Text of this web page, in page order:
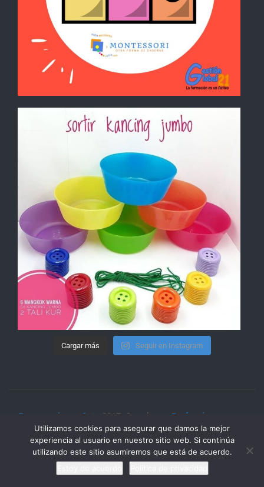
Cargar más Seguir en Instagram
ExtraescolaresyOcio. 2017. Creado por Profeenlaempresa.
Utilizamos cookies para asegurar que damos la mejor
experiencia al usuario en nuestro sitio web. Si continúa
utilizando este sitio asumiremos que está de acuerdo.